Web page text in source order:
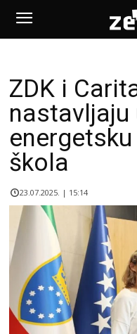
ZDK i
nastavljaju
škola
23.07.2025. | 15:14